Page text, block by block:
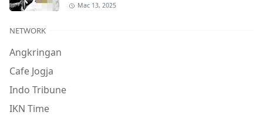
Mac 13, 2025
NETWORK
Angkringan
Cafe Jogja
Indo Tribune
IKN Time